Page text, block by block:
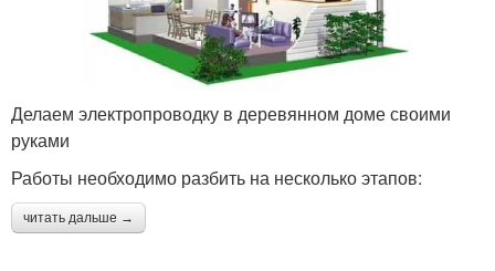
Делаем электропроводку в деревянном доме своими
руками
Работы необходимо разбить на несколько этапов:
читать дальше →